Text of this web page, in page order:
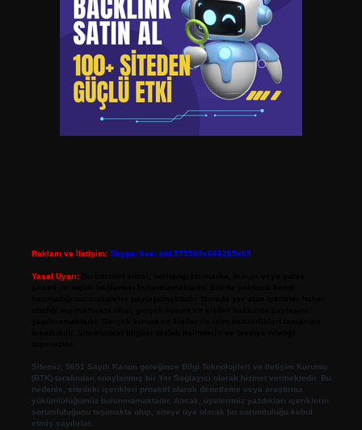
Reklam ve İletişim: Skype: live:.cid.575569c608265c69
Yasal Uyarı:
Sitemiz, 5651 Sayılı Kanun gereğince Bilgi Teknolojileri ve İletişim Kurumu
(BTK) tarafından onaylanmış bir Yer Sağlayıcı olarak hizmet vermektedir. Bu
nedenle, sitedeki içerikleri proaktif olarak denetleme veya araştırma
yükümlülüğümüz bulunmamaktadır. Ancak, üyelerimiz yazdıkları içeriklerin
sorumluluğunu taşımakta olup, siteye üye olarak bu sorumluluğu kabul
etmiş sayılırlar.